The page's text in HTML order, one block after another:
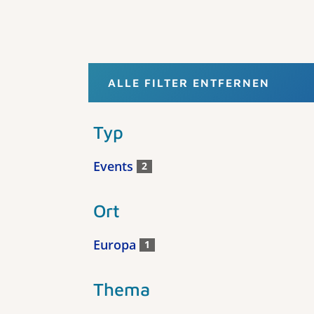
ALLE FILTER ENTFERNEN
Typ
Events 2
Ort
Europa 1
Thema